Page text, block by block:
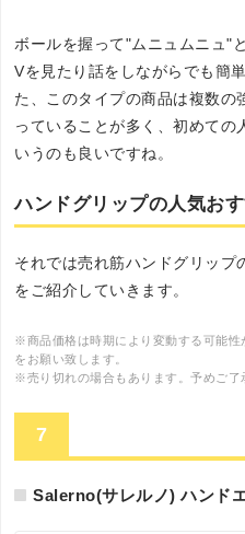
ボールを握って"ムニュムニュ"
Vを見たり話をしながらでも簡
た、このタイプの商品は複数の
っていることが多く、初めての
いうのも良いですね。
ハンドグリップの人気お
それでは売れ筋ハンドグリップ
をご紹介していきます。
※商品価格は時期により変動する可能
をお願い致します。
※売り切れの場合もあります。予めご了
7
Salerno(サレルノ) ハンド